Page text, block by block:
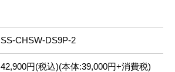
SS-CHSW-DS9P-2
42,900円(税込)(本体:39,000円+消費税)